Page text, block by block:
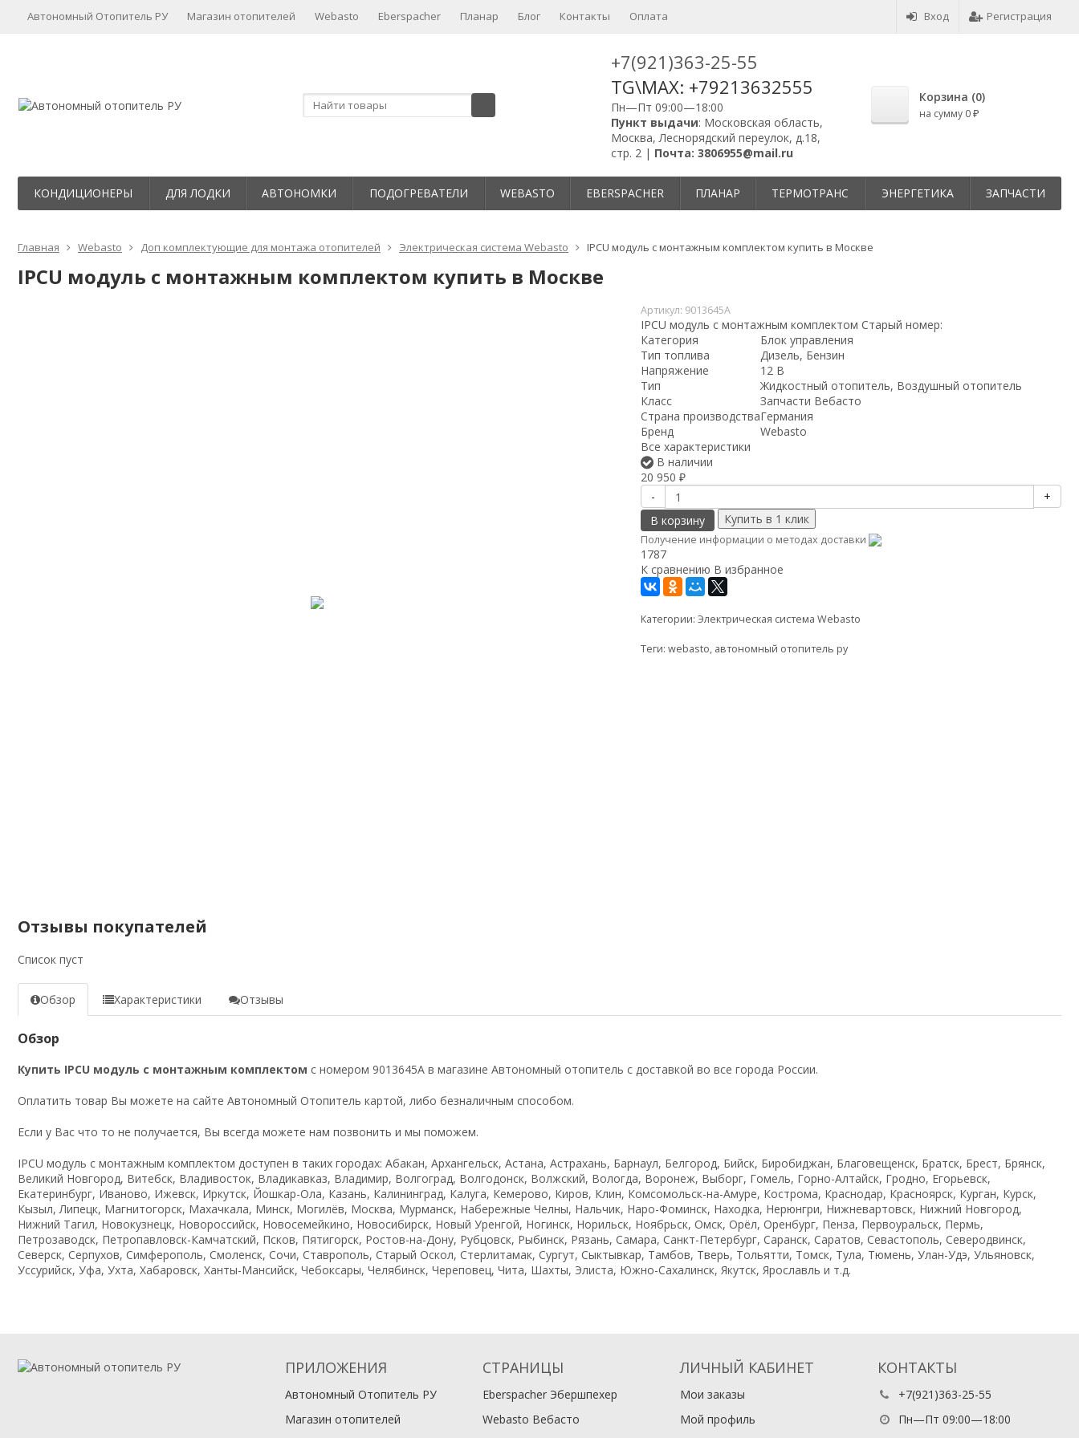
Вход Регистрация
Автономный Отопитель РУ Магазин отопителей Webasto Eberspacher Планар Блог Контакты Оплата
+7(921)363-25-55
TG\MAX: +79213632555
Пн—Пт 09:00—18:00
Пункт выдачи: Московская область,
Москва, Леснорядский переулок, д.18,
стр. 2 | Почта: 3806955@mail.ru
Корзина (0)
на сумму 0 ₽
КОНДИЦИОНЕРЫ ДЛЯ ЛОДКИ АВТОНОМКИ ПОДОГРЕВАТЕЛИ WEBASTO EBERSPACHER ПЛАНАР ТЕРМОТРАНС ЭНЕРГЕТИКА ЗАПЧАСТИ
Главная Webasto Доп комплектующие для монтажа отопителей Электрическая система Webasto IPCU модуль с монтажным комплектом купить в Москве
IPCU модуль с монтажным комплектом купить в Москве
Артикул: 9013645A
IPCU модуль с монтажным комплектом Старый номер:
Категория
Блок управления
Тип топлива
Дизель, Бензин
Напряжение
12 В
Тип
Жидкостный отопитель, Воздушный отопитель
Класс
Запчасти Вебасто
Страна производстваГермания
Бренд
Webasto
Все характеристики
В наличии
20 950 ₽
-
+
В корзину
Получение информации о методах доставки
1787
К сравнению В избранное
Категории: Электрическая система Webasto
Теги: webasto, автономный отопитель ру
Отзывы покупателей
Список пуст
Обзор Характеристики Отзывы
Обзор
Купить IPCU модуль с монтажным комплектом с номером 9013645A в магазине Автономный отопитель с доставкой во все города России.
Оплатить товар Вы можете на сайте Автономный Отопитель картой, либо безналичным способом.
Если у Вас что то не получается, Вы всегда можете нам позвонить и мы поможем.
IPCU модуль с монтажным комплектом доступен в таких городах: Абакан, Архангельск, Астана, Астрахань, Барнаул, Белгород, Бийск, Биробиджан, Благовещенск, Братск, Брест, Брянск,
Великий Новгород, Витебск, Владивосток, Владикавказ, Владимир, Волгоград, Волгодонск, Волжский, Вологда, Воронеж, Выборг, Гомель, Горно-Алтайск, Гродно, Егорьевск,
Екатеринбург, Иваново, Ижевск, Иркутск, Йошкар-Ола, Казань, Калининград, Калуга, Кемерово, Киров, Клин, Комсомольск-на-Амуре, Кострома, Краснодар, Красноярск, Курган, Курск,
Кызыл, Липецк, Магнитогорск, Махачкала, Минск, Могилёв, Москва, Мурманск, Набережные Челны, Нальчик, Наро-Фоминск, Находка, Нерюнгри, Нижневартовск, Нижний Новгород,
Нижний Тагил, Новокузнецк, Новороссийск, Новосемейкино, Новосибирск, Новый Уренгой, Ногинск, Норильск, Ноябрьск, Омск, Орёл, Оренбург, Пенза, Первоуральск, Пермь,
Петрозаводск, Петропавловск-Камчатский, Псков, Пятигорск, Ростов-на-Дону, Рубцовск, Рыбинск, Рязань, Самара, Санкт-Петербург, Саранск, Саратов, Севастополь, Северодвинск,
Северск, Серпухов, Симферополь, Смоленск, Сочи, Ставрополь, Старый Оскол, Стерлитамак, Сургут, Сыктывкар, Тамбов, Тверь, Тольятти, Томск, Тула, Тюмень, Улан-Удэ, Ульяновск,
Уссурийск, Уфа, Ухта, Хабаровск, Ханты-Мансийск, Чебоксары, Челябинск, Череповец, Чита, Шахты, Элиста, Южно-Сахалинск, Якутск, Ярославль и т.д.
ПРИЛОЖЕНИЯ
Автономный Отопитель РУ
Магазин отопителей
СТРАНИЦЫ
Eberspacher Эбершпехер
Webasto Вебасто
ЛИЧНЫЙ КАБИНЕТ
Мои заказы
Мой профиль
КОНТАКТЫ
+7(921)363-25-55
Пн—Пт 09:00—18:00